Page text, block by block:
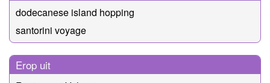
dodecanese island hopping
santorini voyage
Erop uit